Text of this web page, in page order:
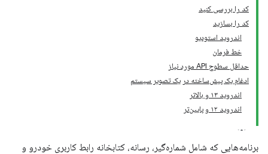
کد را بررسی کنید
کد را بسازید
اندروید استودیو
خط فرمان
حداقل سطوح API مورد نیاز
ادغام یک پیش‌ساخته در یک تصویر سیستم
اندروید ۱۳ و بالاتر
اندروید ۱۲ و پایین‌تر
برنامه‌هایی که شامل شماره‌گیر، رسانه، کتابخانه رابط کاربری خودرو و